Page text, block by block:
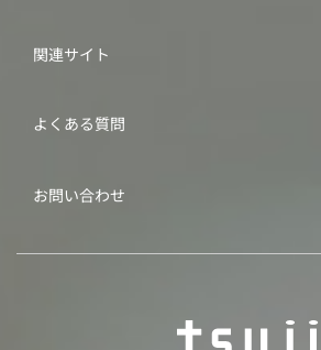
関連サイト
よくある質問
お問い合わせ